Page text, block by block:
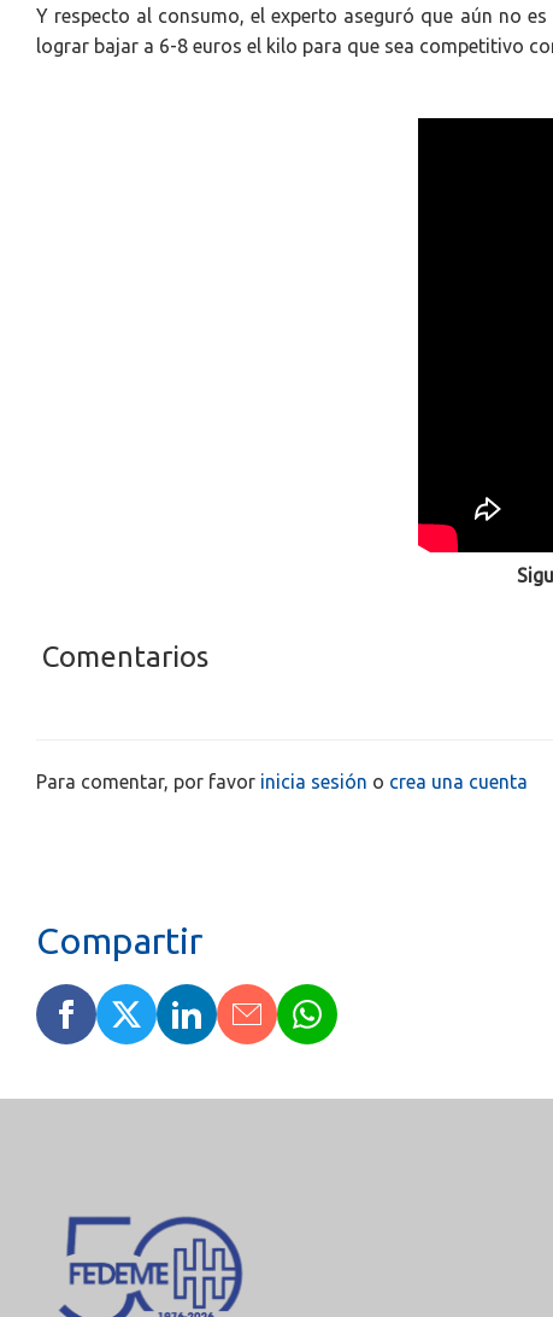
Y respecto al consumo, el experto aseguró que aún no
lograr bajar a 6-8 euros el kilo para que sea competitivo
Comentarios
Para comentar, por favor inicia sesión o crea una cuenta